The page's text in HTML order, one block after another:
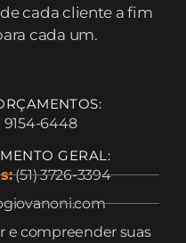
cada cliente a fim
cada um.
9154-6448
GERAL:
(51) 3726-3394
e compreender suas